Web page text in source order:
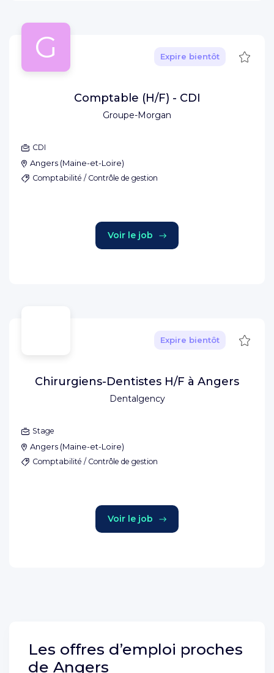
G
Groupe-Morgan
Expire bientôt
Comptable (H/F) - CDI
CDI
Angers (Maine-et-Loire)
Comptabilité / Contrôle de gestion
Voir le job
Dentalgency
Expire bientôt
Chirurgiens-Dentistes H/F à Angers
Stage
Angers (Maine-et-Loire)
Comptabilité / Contrôle de gestion
Voir le job
Les offres d’emploi proches
de Angers